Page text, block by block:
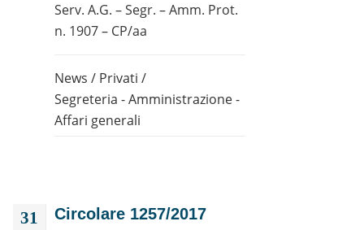
Serv. A.G. – Segr. – Amm. Prot.
n. 1907 – CP/aa
News / Privati /
Segreteria - Amministrazione -
Affari generali
31 Circolare 1257/2017